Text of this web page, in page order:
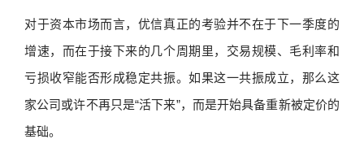
对于资本市场而言，优信真正的考验并不在于下一季度的
增速，而在于接下来的几个周期里，交易规模、毛利率和
亏损收窄能否形成稳定共振。如果这一共振成立，那么这
家公司或许不再只是“活下来”，而是开始具备重新被定价的
基础。